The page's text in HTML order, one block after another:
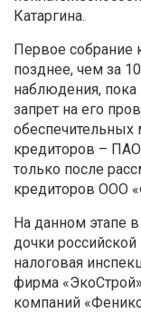
Катаргина.
Первое собрание
позднее, чем за
наблюдения,
запрет на его
обеспечительных
кредиторов –
только после
кредиторов ООО
На данном этапе
дочки российской
налоговая
фирма
компаний